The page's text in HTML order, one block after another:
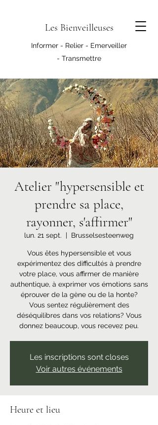
Les Bienveilleuses
Informer - Relier - Emerveiller
- Transmettre
Atelier "hypersensible et
prendre sa place,
rayonner, s'affirmer"
lun. 21 sept.
  |
Brusselsesteenweg
Vous êtes hypersensible et vous
expérimentez des difficultés à prendre
votre place, vous affirmer de manière
authentique, à exprimer vos émotions sans
éprouver de la gène ou de la honte?
Vous sentez régulièrement des
déséquilibres dans vos relations? Vous
donnez beaucoup, vous recevez peu.
Les inscriptions sont closes
Voir autres événements
Heure et lieu